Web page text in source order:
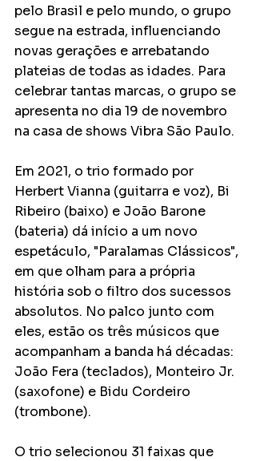
pelo Brasil e pelo mundo, o grupo
segue na estrada, influenciando
novas gerações e arrebatando
plateias de todas as idades. Para
celebrar tantas marcas, o grupo se
apresenta no dia 19 de novembro
na casa de shows Vibra São Paulo.
Em 2021, o trio formado por
Herbert Vianna (guitarra e voz), Bi
Ribeiro (baixo) e João Barone
(bateria) dá início a um novo
espetáculo, "Paralamas Clássicos",
em que olham para a própria
história sob o filtro dos sucessos
absolutos. No palco junto com
eles, estão os três músicos que
acompanham a banda há décadas:
João Fera (teclados), Monteiro Jr.
(saxofone) e Bidu Cordeiro
(trombone).
O trio selecionou 31 faixas que